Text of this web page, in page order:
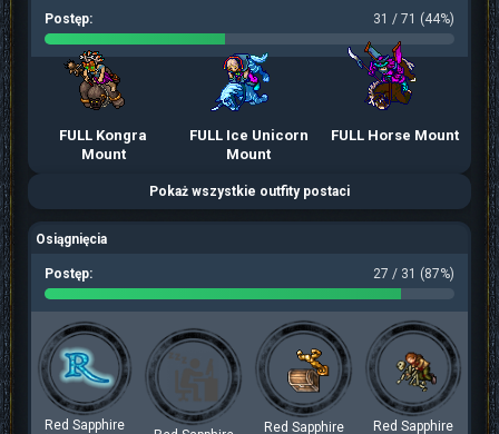
Postęp: 31 / 71 (44%)
FULL Kongra
Mount
FULL Ice Unicorn
Mount
FULL Horse Mount
Pokaż wszystkie outfity postaci
Osiągnięcia
Postęp: 27 / 31 (87%)
Red Sapphire
Red Sapphire
Red Sapphire